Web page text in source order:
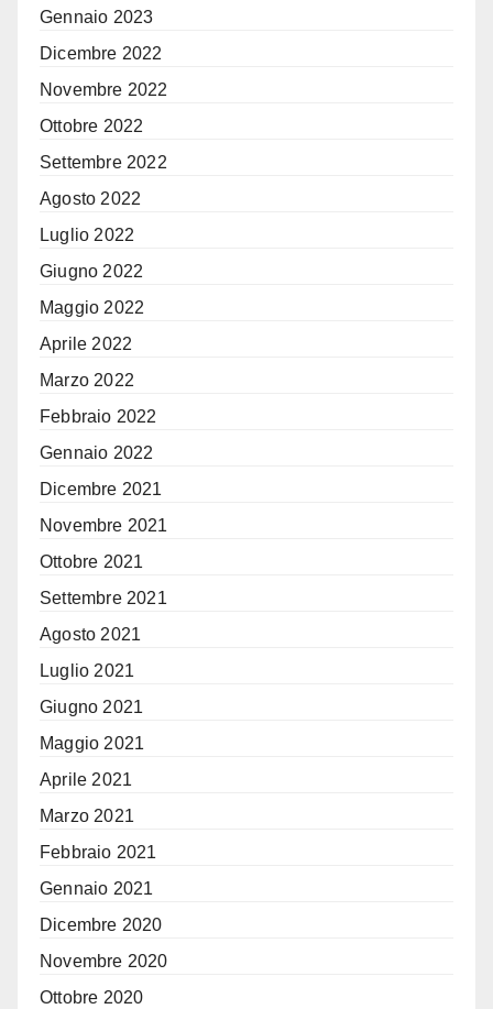
Gennaio 2023
Dicembre 2022
Novembre 2022
Ottobre 2022
Settembre 2022
Agosto 2022
Luglio 2022
Giugno 2022
Maggio 2022
Aprile 2022
Marzo 2022
Febbraio 2022
Gennaio 2022
Dicembre 2021
Novembre 2021
Ottobre 2021
Settembre 2021
Agosto 2021
Luglio 2021
Giugno 2021
Maggio 2021
Aprile 2021
Marzo 2021
Febbraio 2021
Gennaio 2021
Dicembre 2020
Novembre 2020
Ottobre 2020